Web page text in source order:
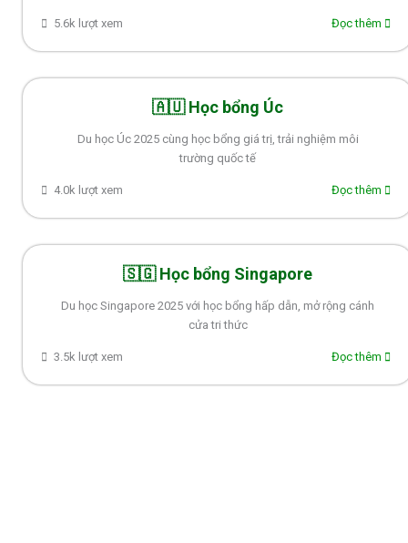
5.6k lượt xem Đọc thêm
🇦🇺 Học bổng Úc
Du học Úc 2025 cùng học bổng giá trị, trải nghiệm môi
trường quốc tế
4.0k lượt xem Đọc thêm
🇸🇬 Học bổng Singapore
Du học Singapore 2025 với học bổng hấp dẫn, mở rộng cánh
cửa tri thức
3.5k lượt xem Đọc thêm